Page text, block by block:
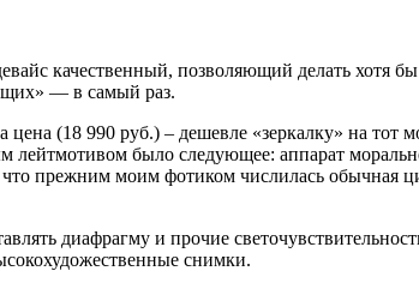
качественный, позволяющий делать хотя
— в самый раз.
цена (18 990 руб.) – дешевле «зеркалку» на тот
лейтмотивом было следующее: аппарат
что прежним моим фотиком числилась обычная
диафрагму и прочие
снимки.